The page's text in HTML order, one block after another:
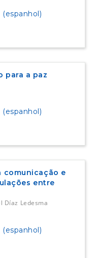
para a paz
comunicação e
entre
Díaz Ledesma